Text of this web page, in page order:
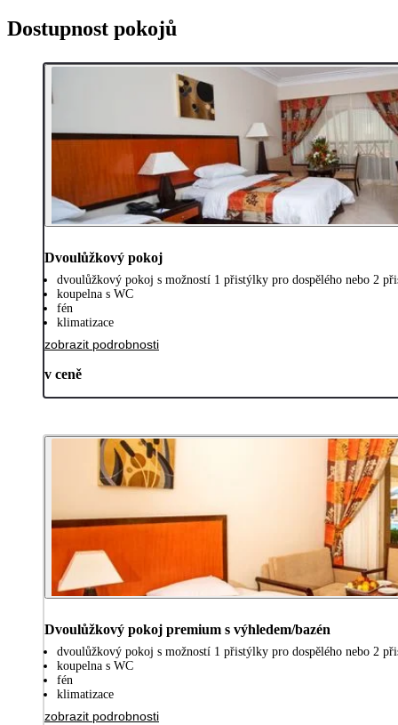
Dostupnost pokojů
Dvoulůžkový pokoj
dvoulůžkový pokoj s možností 1 přistýlky pro dospělého nebo 2
koupelna s WC
fén
klimatizace
zobrazit podrobnosti
v ceně
Dvoulůžkový pokoj premium s výhledem/bazén
dvoulůžkový pokoj s možností 1 přistýlky pro dospělého nebo 2
koupelna s WC
fén
klimatizace
zobrazit podrobnosti